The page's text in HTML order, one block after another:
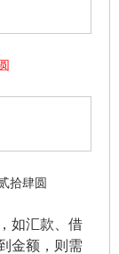
拾肆圆
如汇款、借
金额，则需